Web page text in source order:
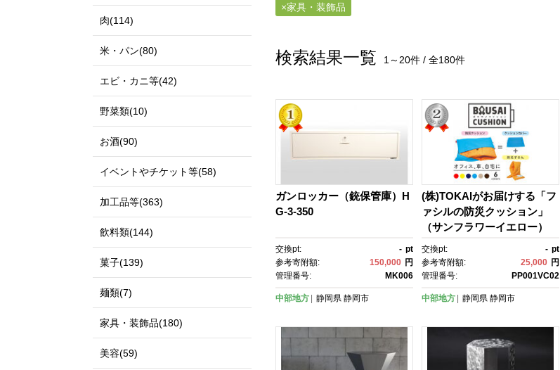
家具・装飾品
検索結果一覧 1～20件 / 全180件
ガンロッカー（銃保管庫）H
G-3-350
交換pt: - pt
参考寄附額:
150,000 円
管理番号:
MK006
中部地方 静岡県 静岡市
(株)TOKAIがお届けする「フ
ァシルの防災クッション」
（サンフラワーイエロー）
交換pt: - pt
参考寄附額:
25,000 円
管理番号:
PP001VC02
中部地方 静岡県 静岡市
肉(114)
米・パン(80)
エビ・カニ等(42)
野菜類(10)
お酒(90)
イベントやチケット等(58)
加工品等(363)
飲料類(144)
菓子(139)
麺類(7)
家具・装飾品(180)
美容(59)